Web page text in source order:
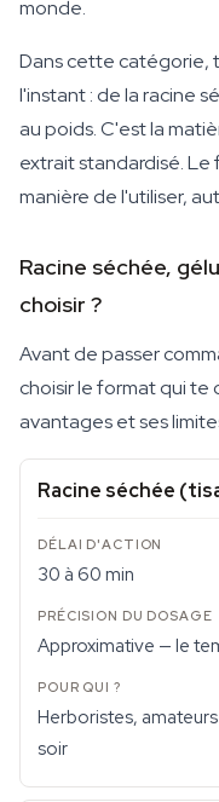
monde.
Dans cette catégorie,
l'instant : de la racine
au poids. C'est la
extrait standardisé.
manière de l'utiliser,
Racine séchée,
choisir ?
Avant de passer
choisir le format qui te
avantages et ses
Racine séchée
30 à 60 min
Approximative — le
Herboristes,
soir